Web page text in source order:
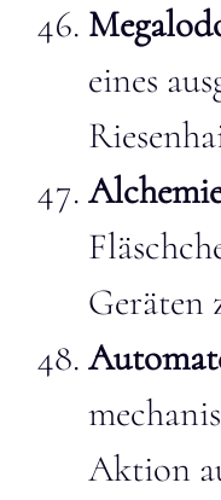
eines
Geräten
Aktion